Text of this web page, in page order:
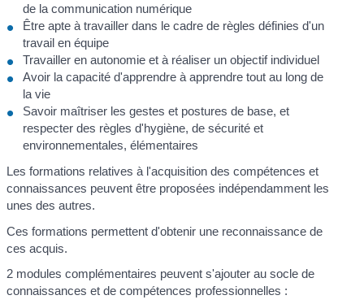
de la communication numérique
Être apte à travailler dans le cadre de règles définies d'un
travail en équipe
Travailler en autonomie et à réaliser un objectif individuel
Avoir la capacité d'apprendre à apprendre tout au long de
la vie
Savoir maîtriser les gestes et postures de base, et
respecter des règles d'hygiène, de sécurité et
environnementales, élémentaires
Les formations relatives à l'acquisition des compétences et
connaissances peuvent être proposées indépendamment les
unes des autres.
Ces formations permettent d'obtenir une reconnaissance de
ces acquis.
2 modules complémentaires peuvent s'ajouter au socle de
connaissances et de compétences professionnelles :